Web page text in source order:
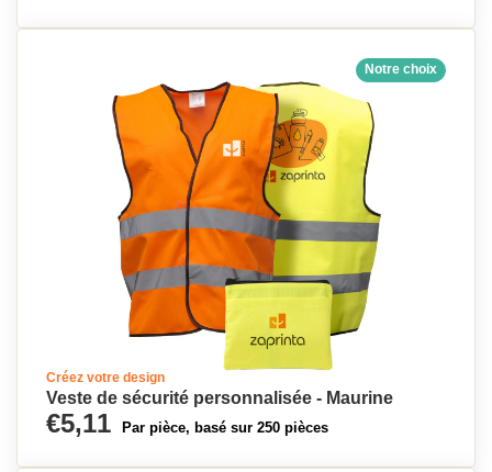
Notre choix
Créez votre design
Veste de sécurité personnalisée - Maurine
€5,11 Par pièce, basé sur 250 pièces